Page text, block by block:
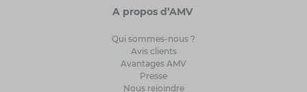
A propos d’AMV
Qui sommes-nous ?
Avis clients
Avantages AMV
Presse
Nous rejoindre